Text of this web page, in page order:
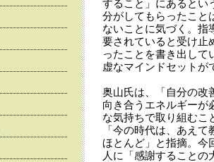
すること」にあるとい
分がしてもらったこと
ないことに気づく。指
要されていると受け止
ったことを書き出して
虚なマインドセットが
奥山氏は、「自分の改
向き合うエネルギーが
な気持ちで取り組むこ
「今の時代は、あえ
ほとんど」と指摘。今
人に「感謝すること